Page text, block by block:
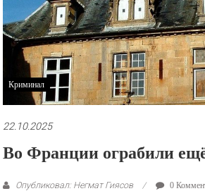
рекламные
ролики
презентации.
Криминал
22.10.2025
Во Франции ограбили
Опубликовал: Негмат Гиясов 0